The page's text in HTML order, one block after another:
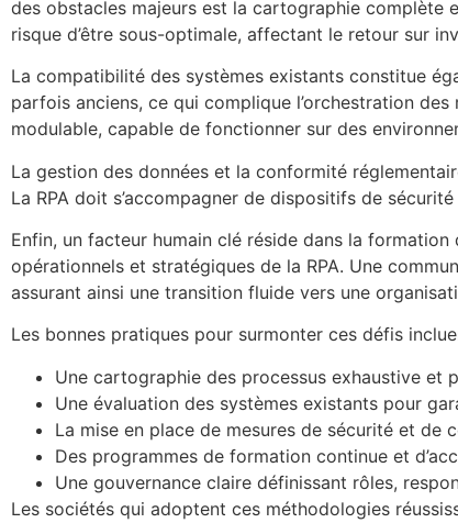
des obstacles majeurs est la cartographie complète
risque d’être sous-optimale, affectant le retour sur
La compatibilité des systèmes existants constitue
parfois anciens, ce qui complique l’orchestration
modulable, capable de fonctionner sur des
La gestion des données et la conformité
La RPA doit s’accompagner de dispositifs de
Enfin, un facteur humain clé réside dans la
opérationnels et stratégiques de la RPA. Une
assurant ainsi une transition fluide vers une
Les bonnes pratiques pour surmonter ces défis
Une cartographie des processus exhaustive et
Une évaluation des systèmes existants pour
La mise en place de mesures de sécurité et de
Des programmes de formation continue et
Une gouvernance claire définissant rôles,
Les sociétés qui adoptent ces méthodologies